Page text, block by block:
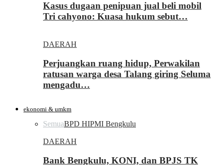
Kasus dugaan penipuan jual beli mobil
Tri cahyono: Kuasa hukum sebut…
DAERAH
Perjuangkan ruang hidup, Perwakilan
ratusan warga desa Talang giring Seluma
mengadu…
ekonomi & umkm
SemuaBPD HIPMI Bengkulu
DAERAH
Bank Bengkulu, KONI, dan BPJS TK